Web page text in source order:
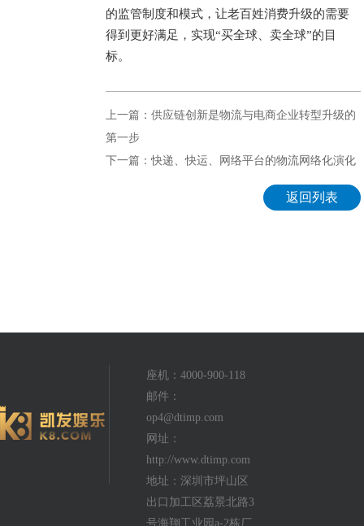
的监管制度和模式，让老百姓消费升级的需要
得到更好满足，实现“买全球、卖全球”的目
标。
上一篇：供应链创新是物流与电商企业转型升级的
第一步
下一篇：快递、快运、网络平台的物流网络化演化
返回列表
座机：4000-900-118
邮件：
op4@dtimp.com
网址：
http://www.dtimp.com
地址：深圳市坪山区
出口加工区荔景北路3
号海翔工业园a-2栋厂